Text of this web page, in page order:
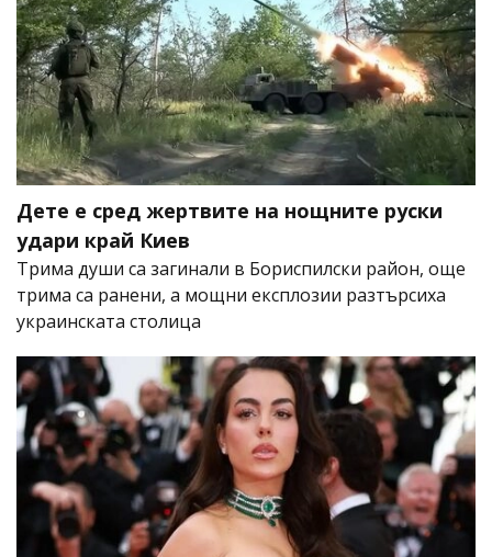
Дете е сред жертвите на нощните руски
удари край Киев
Трима души са загинали в Бориспилски район, още
трима са ранени, а мощни експлозии разтърсиха
украинската столица